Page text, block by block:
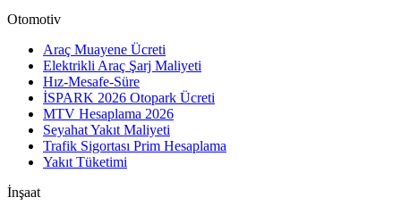
Otomotiv
Araç Muayene Ücreti
Elektrikli Araç Şarj Maliyeti
Hız-Mesafe-Süre
İSPARK 2026 Otopark Ücreti
MTV Hesaplama 2026
Seyahat Yakıt Maliyeti
Trafik Sigortası Prim Hesaplama
Yakıt Tüketimi
İnşaat